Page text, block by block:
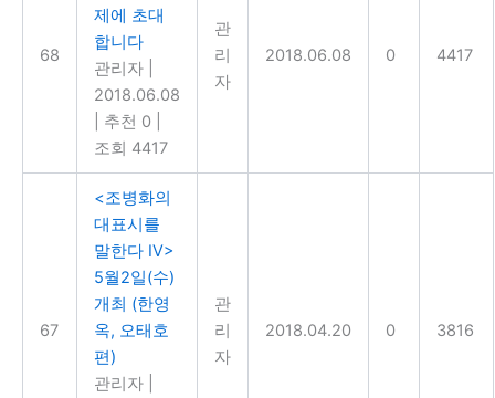
68
제에 초대
합니다
관리자
2018.06.08
추천 0
조회 4417
관
리
자
2018.06.08 0 4417
67
<조병화의
대표시를
말한다 IV>
5월2일(수)
개최 (한영
옥, 오태호
편)
관리자
관
리
자
2018.04.20 0 3816